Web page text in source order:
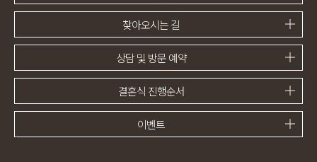
찾아오시는 길
상담 및 방문 예약
결혼식 진행순서
이벤트